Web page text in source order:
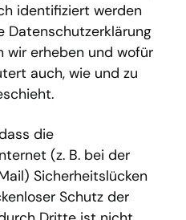
identifiziert werden
Datenschutzerklärung
wir erheben und wofür
auch, wie und zu
die
(z. B. bei der
Sicherheitslücken
Schutz der